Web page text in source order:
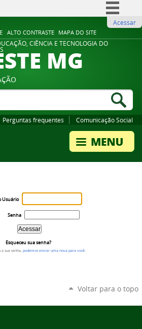
ALTO CONTRASTE MAPA DO SITE
Comunica BR
Participe
Legislação
Acessar
CIÊNCIA E TECNOLOGIA DO
MG
Perguntas frequentes Comunicação Social
Usuário
Senha
Esqueceu sua senha?
a sua senha, podemos enviar uma nova para você.
Voltar para o topo